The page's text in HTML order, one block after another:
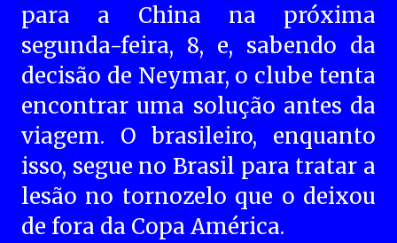
para a China na próxima
segunda-feira, 8, e, sabendo da
decisão de Neymar, o clube tenta
encontrar uma solução antes da
viagem. O brasileiro, enquanto
isso, segue no Brasil para tratar a
lesão no tornozelo que o deixou
de fora da Copa América.